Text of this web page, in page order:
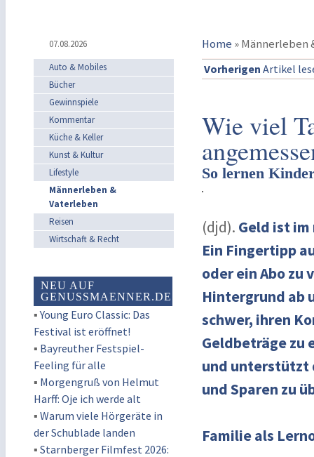
07.08.2026 Home »Männerleben
Auto & Mobiles
Bücher
Gewinnspiele
Kommentar
Küche & Keller
Kunst & Kultur
Lifestyle
Männerleben &
Vaterleben
Reisen
Wirtschaft & Recht
NEU AUF
GENUSSMAENNER.DE
▪Young Euro Classic: Das
Festival ist eröffnet!
▪ Bayreuther Festspiel-
Feeling für alle
▪ Morgengruß von Helmut
Harff: Oje ich werde alt
▪ Warum viele Hörgeräte in
der Schublade landen
▪ Starnberger Filmfest 2026:
Vorherigen Artikel
Wie viel
So lernen
(djd). Geld ist
Ein Fingertipp
oder ein Abo zu
Hintergrund ab
schwer, ihren
Geldbeträge zu
und unterstützt
und Sparen zu
Familie als